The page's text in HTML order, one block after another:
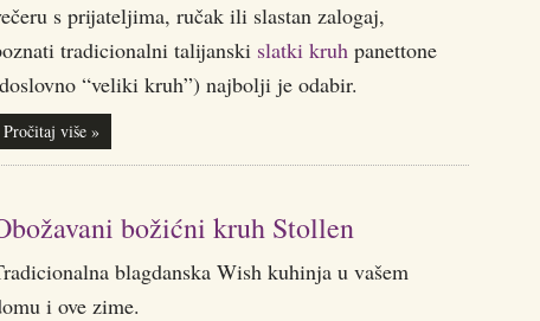
s prijateljima, ručak ili slastan zalogaj,
tradicionalni talijanski slatki kruhpanettone
“veliki kruh”) najbolji je odabir.
Pročitaj više »
božićni kruh Stollen
blagdanska Wish kuhinja u vašem
i ove zime.